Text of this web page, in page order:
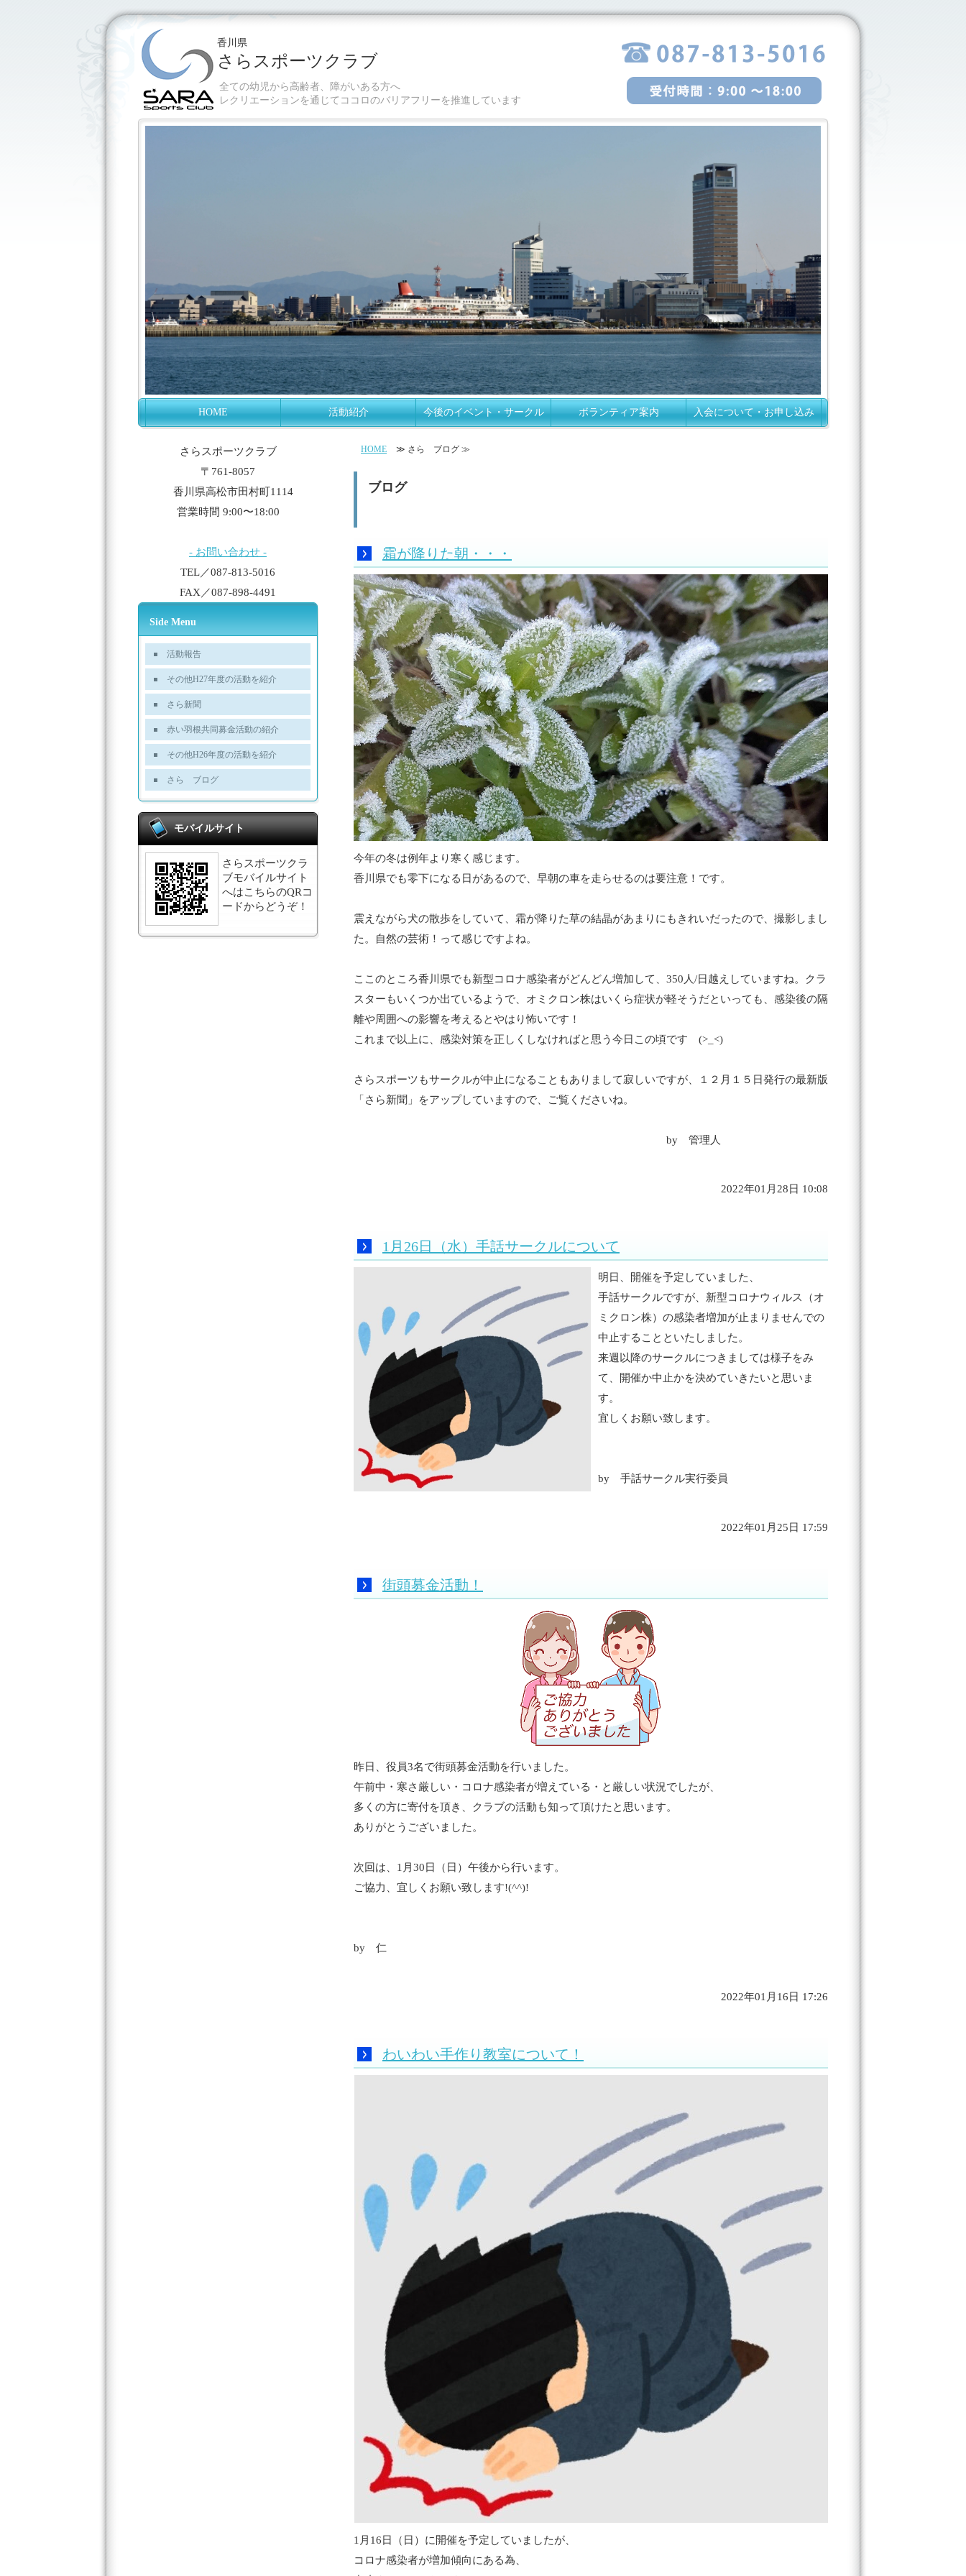
香川県
さらスポーツクラブ
全ての幼児から高齢者、障がいある方へ
レクリエーションを通じてココロのバリアフリーを推進しています
HOME 活動紹介 今後のイベント・サークル ボランティア案内 入会について・お申し込み
HOME ≫ さら ブログ ≫
ブログ
霜が降りた朝・・・
今年の冬は例年より寒く感じます。
香川県でも零下になる日があるので、早朝の車を走らせるのは要注意！です。
震えながら犬の散歩をしていて、霜が降りた草の結晶があまりにもきれいだったので、撮影しまし
た。自然の芸術！って感じですよね。
ここのところ香川県でも新型コロナ感染者がどんどん増加して、350人/日越えしていますね。クラ
スターもいくつか出ているようで、オミクロン株はいくら症状が軽そうだといっても、感染後の隔
離や周囲への影響を考えるとやはり怖いです！
これまで以上に、感染対策を正しくしなければと思う今日この頃です (>_<)
さらスポーツもサークルが中止になることもありまして寂しいですが、１２月１５日発行の最新版
「さら新聞」をアップしていますので、ご覧くださいね。
by 管理人
2022年01月28日 10:08
1月26日（水）手話サークルについて
明日、開催を予定していました、
手話サークルですが、新型コロナウィルス（オ
ミクロン株）の感染者増加が止まりませんでの
中止することといたしました。
来週以降のサークルにつきましては様子をみ
て、開催か中止かを決めていきたいと思いま
す。
宜しくお願い致します。
by 手話サークル実行委員
2022年01月25日 17:59
街頭募金活動！
昨日、役員3名で街頭募金活動を行いました。
午前中・寒さ厳しい・コロナ感染者が増えている・と厳しい状況でしたが、
多くの方に寄付を頂き、クラブの活動も知って頂けたと思います。
ありがとうございました。
次回は、1月30日（日）午後から行います。
ご協力、宜しくお願い致します!(^^)!
by 仁
2022年01月16日 17:26
わいわい手作り教室について！
1月16日（日）に開催を予定していましたが、
コロナ感染者が増加傾向にある為、
さらスポーツクラブ
〒761-8057
香川県高松市田村町1114
営業時間 9:00〜18:00
- お問い合わせ -
TEL／087-813-5016
FAX／087-898-4491
Side Menu
活動報告
その他H27年度の活動を紹介
さら新聞
赤い羽根共同募金活動の紹介
その他H26年度の活動を紹介
さら ブログ
モバイルサイト
さらスポーツクラ
ブモバイルサイト
へはこちらのQRコ
ードからどうぞ！